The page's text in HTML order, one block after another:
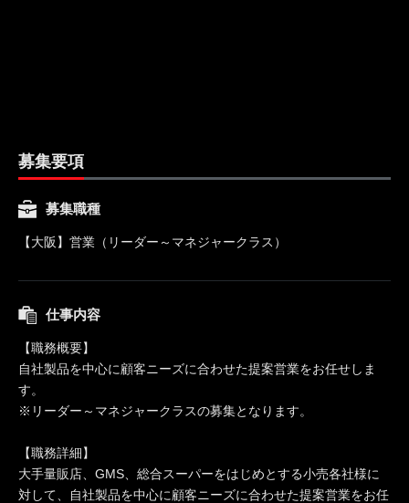
募集要項
募集職種
【大阪】営業（リーダー～マネジャークラス）
仕事内容
【職務概要】
自社製品を中心に顧客ニーズに合わせた提案営業をお任せしま
す。
※リーダー～マネジャークラスの募集となります。
【職務詳細】
大手量販店、GMS、総合スーパーをはじめとする小売各社様に
対して、自社製品を中心に顧客ニーズに合わせた提案営業をお任